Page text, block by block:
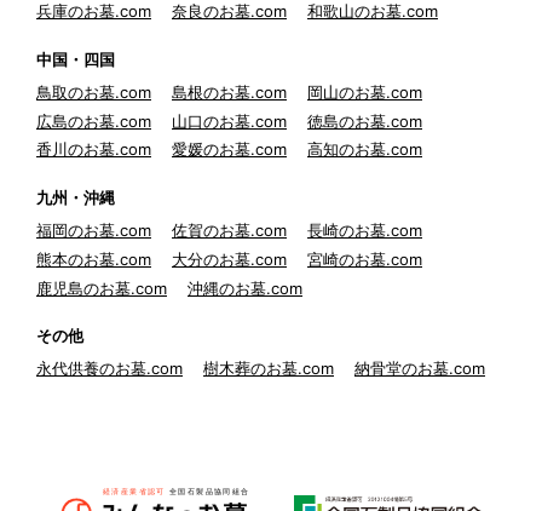
兵庫のお墓.com
奈良のお墓.com 和歌山のお墓.com
中国・四国
鳥取のお墓.com
島根のお墓.com
岡山のお墓.com
広島のお墓.com
山口のお墓.com
徳島のお墓.com
香川のお墓.com
愛媛のお墓.com 高知のお墓.com
九州・沖縄
福岡のお墓.com
佐賀のお墓.com
長崎のお墓.com
熊本のお墓.com
大分のお墓.com
宮崎のお墓.com
鹿児島のお墓.com
沖縄のお墓.com
その他
永代供養のお墓.com
樹木葬のお墓.com 納骨堂のお墓.com